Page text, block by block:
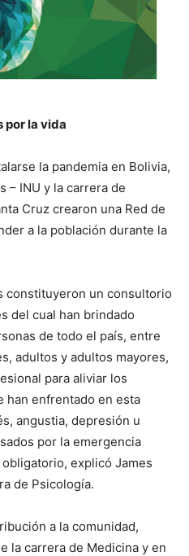
por la vida
la pandemia en Bolivia,
– INU y la carrera de
Cruz crearon una Red de
a la población durante la
constituyeron un consultorio
del cual han brindado
de todo el país, entre
adultos y adultos mayores,
para aliviar los
han enfrentado en esta
angustia, depresión u
por la emergencia
explicó James
de Psicología.
a la comunidad,
la carrera de Medicina y en